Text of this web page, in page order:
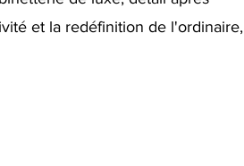
et la redéfinition de l'ordinaire,